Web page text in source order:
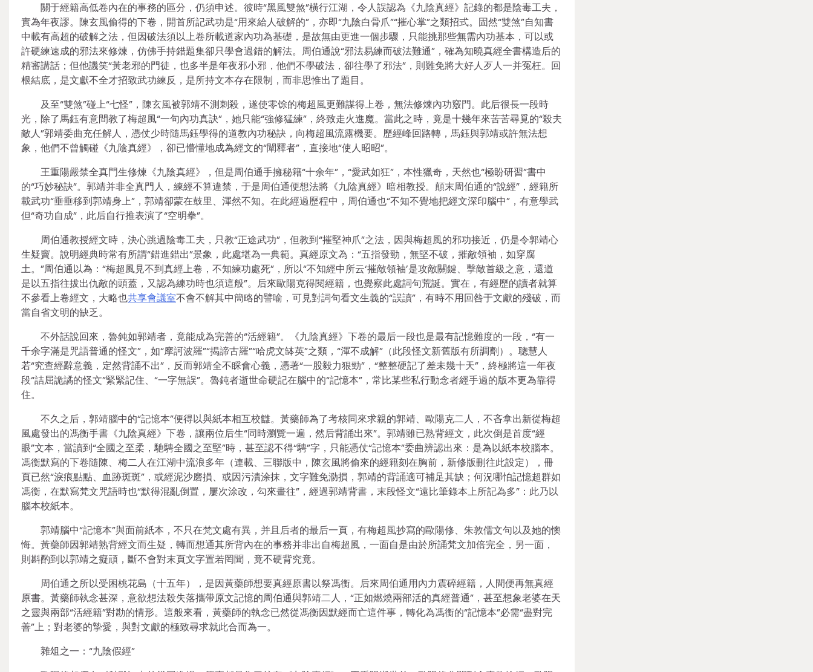
關于經籍高低卷內在的事務的區分，仍須申述。彼時“黑風雙煞”橫行江湖，令人誤認為《九陰真經》記錄的都是陰毒工夫，
實為年夜謬。陳玄風偷得的下卷，開首所記武功是“用來給人破解的”，亦即“九陰白骨爪”“摧心掌”之類招式。固然“雙煞”自知書
中載有高超的破解之法，但因破法須以上卷所載道家內功為基礎，是故無由更進一個步驟，只能挑那些無需內功基本，可以或
許硬練速成的邪法來修煉，仿佛手持錯題集卻只學會過錯的解法。周伯通說“邪法易練而破法難通”，確為知曉真經全書構造后的
精審講話；但他譏笑“黃老邪的門徒，也多半是年夜邪小邪，他們不學破法，卻往學了邪法”，則難免將大好人歹人一并冤枉。回
根結底，是文獻不全才招致武功練反，是所持文本存在限制，而非思惟出了題目。
及至“雙煞”碰上“七怪”，陳玄風被郭靖不測刺殺，遂使零馀的梅超風更難謀得上卷，無法修煉內功竅門。此后很長一段時
光，除了馬鈺有意間教了梅超風“一句內功真訣”，她只能“強修猛練”，終致走火進魔。當此之時，竟是十幾年來苦苦尋覓的“殺夫
敵人”郭靖委曲充任解人，憑仗少時隨馬鈺學得的道教內功秘訣，向梅超風流露機要。歷經峰回路轉，馬鈺與郭靖或許無法想
象，他們不曾觸碰《九陰真經》，卻已懵懂地成為經文的“闡釋者”，直接地“使人昭昭”。
王重陽嚴禁全真門生修煉《九陰真經》，但是周伯通手擁秘籍“十余年”，“愛武如狂”，本性獵奇，天然也“極盼研習”書中
的“巧妙秘訣”。郭靖并非全真門人，練經不算違禁，于是周伯通便想法將《九陰真經》暗相教授。顛末周伯通的“說經”，經籍所
載武功“垂垂移到郭靖身上”，郭靖卻蒙在鼓里、渾然不知。在此經過歷程中，周伯通也“不知不覺地把經文深印腦中”，有意學武
但“奇功自成”，此后自行推表演了“空明拳”。
周伯通教授經文時，決心跳過陰毒工夫，只教“正途武功”，但教到“摧堅神爪”之法，因與梅超風的邪功接近，仍是令郭靖心
生疑竇。說明經典時常有所謂“錯進錯出”景象，此處堪為一典範。真經原文為：“五指發勁，無堅不破，摧敵領袖，如穿腐
土。”周伯通以為：“梅超風見不到真經上卷，不知練功處死”，所以“不知經中所云‘摧敵領袖’是攻敵關鍵、擊敵首級之意，還道
是以五指往拔出仇敵的頭蓋，又認為練功時也須這般”。后來歐陽克得閱經籍，也覺察此處詞句荒誕。實在，有經歷的讀者就算
不參看上卷經文，大略也共享會議室不會不解其中簡略的譬喻，可見對詞句看文生義的“誤讀”，有時不用回咎于文獻的殘破，而
當自省文明的缺乏。
不外話說回來，魯鈍如郭靖者，竟能成為完善的“活經籍”。《九陰真經》下卷的最后一段也是最有記憶難度的一段，“有一
千余字滿是咒語普通的怪文”，如“摩訶波羅”“揭諦古羅”“哈虎文缽英”之類，“渾不成解”（此段怪文新舊版有所調劑）。聰慧人
若“究查經辭意義，定然背誦不出”，反而郭靖全不睬會心義，憑著“一股毅力狠勁”，“整整硬記了差未幾十天”，終極將這一年夜
段“詰屈詭譎的怪文”緊緊記住、“一字無誤”。魯鈍者逝世命硬記在腦中的“記憶本”，常比某些私行動念者經手過的版本更為靠得
住。
不久之后，郭靖腦中的“記憶本”便得以與紙本相互校讎。黃藥師為了考核同來求親的郭靖、歐陽克二人，不吝拿出新從梅超
風處發出的馮衡手書《九陰真經》下卷，讓兩位后生“同時瀏覽一遍，然后背誦出來”。郭靖雖已熟背經文，此次倒是首度“經
眼”文本，當讀到“全國之至柔，馳騁全國之至堅”時，甚至認不得“騁”字，只能憑仗“記憶本”委曲辨認出來：是為以紙本校腦本。
馮衡默寫的下卷隨陳、梅二人在江湖中流浪多年（連載、三聯版中，陳玄風將偷來的經籍刻在胸前，新修版刪往此設定），冊
頁已然“淚痕點點、血跡斑斑”，或經泥沙磨損、或因污漬涂抹，文字難免泐損，郭靖的背誦適可補足其缺；何況哪怕記憶超群如
馮衡，在默寫梵文咒語時也“默得混亂倒置，屢次涂改，勾來畫往”，經過郭靖背書，末段怪文“遠比筆錄本上所記為多”：此乃以
腦本校紙本。
郭靖腦中“記憶本”與面前紙本，不只在梵文處有異，并且后者的最后一頁，有梅超風抄寫的歐陽修、朱敦儒文句以及她的懊
悔。黃藥師因郭靖熟背經文而生疑，轉而想通其所背內在的事務并非出自梅超風，一面自是由於所誦梵文加倍完全，另一面，
則斟酌到以郭靖之癡頑，斷不會對末頁文字置若罔聞，竟不硬背究竟。
周伯通之所以受困桃花島（十五年），是因黃藥師想要真經原書以祭馮衡。后來周伯通用內力震碎經籍，人間便再無真經
原書。黃藥師執念甚深，意欲想法殺失落攜帶原文記憶的周伯通與郭靖二人，“正如燃燒兩部活的真經普通”，甚至想象老婆在天
之靈與兩部“活經籍”對勘的情形。這般來看，黃藥師的執念已然從馮衡因默經而亡這件事，轉化為馮衡的“記憶本”必需“盡對完
善”上；對老婆的摯愛，與對文獻的極致尋求就此合而為一。
雜俎之一：“九陰假經”